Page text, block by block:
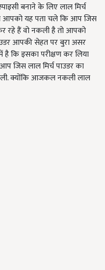
बनाने के लिए लाल मिर्च
आपको यह पता चले कि आप जिस
रहे हैं वो नकली है तो आपको
आपकी सेहत पर बुरा असर
कि इसका परीक्षण कर लिया
जिस लाल मिर्च पाउडर का
क्योंकि आजकल नकली लाल